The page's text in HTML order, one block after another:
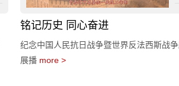
铭记历史 同心奋进
纪念中国人民抗日战争暨世界反法西斯战
展播
more >